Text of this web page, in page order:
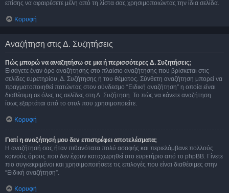
επίσης να αφαιρέσετε μέλη από τη λίστα σας χρησιμοποιώντας την ίδια σελίδα.
Κορυφή
Αναζήτηση στις Δ. Συζητήσεις
Πώς μπορώ να αναζητήσω σε μια ή περισσότερες Δ. Συζητήσεις;
Εισάγετε έναν όρο αναζήτησης στο πλαίσιο αναζήτησης που βρίσκεται στις
σελίδες ευρετηρίου, Δ. Συζήτησης ή του θέματος. Σύνθετη αναζήτηση μπορεί να
πραγματοποιηθεί πατώντας στον σύνδεσμο “Ειδική αναζήτηση” η οποία είναι
διαθέσιμη σε όλες τις σελίδες στη Δ. Συζήτηση. Το πώς να κάνετε αναζήτηση
ίσως εξαρτάται από το στυλ που χρησιμοποιείτε.
Κορυφή
Γιατί η αναζήτησή μου δεν επιστρέφει αποτελέσματα;
Η αναζήτησή σας ήταν πιθανότατα πολύ ασαφής και περιελάμβανε πολλούς
κοινούς όρους που δεν έχουν καταχωρηθεί στο ευρετήριο από το phpBB. Γίνετε
πιο συγκεκριμένοι και χρησιμοποιήσετε τις επιλογές που είναι διαθέσιμες στην
“Ειδική αναζήτηση”.
Κορυφή